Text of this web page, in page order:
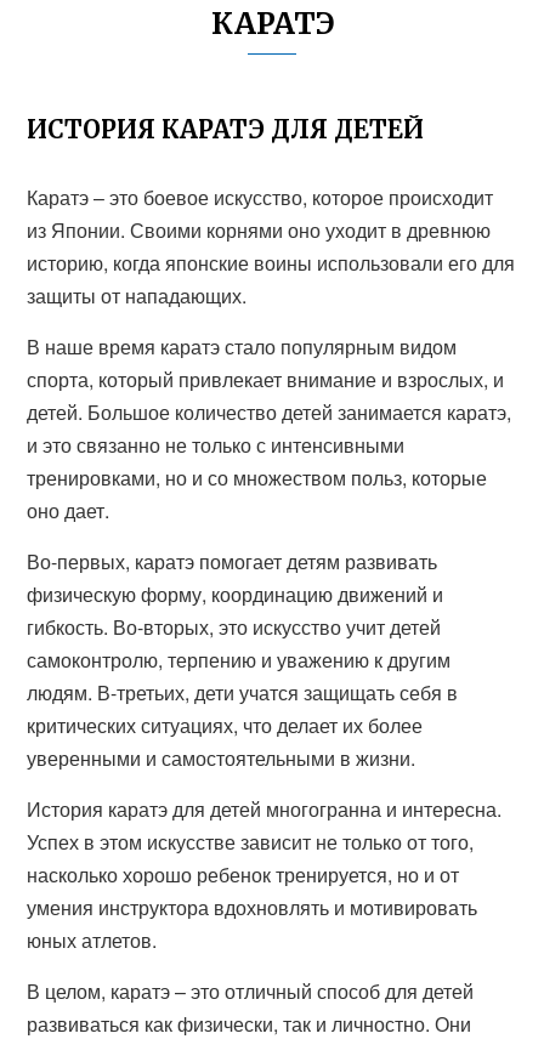
КАРАТЭ
ИСТОРИЯ КАРАТЭ ДЛЯ ДЕТЕЙ
Каратэ – это боевое искусство, которое происходит
из Японии. Своими корнями оно уходит в древнюю
историю, когда японские воины использовали его для
защиты от нападающих.
В наше время каратэ стало популярным видом
спорта, который привлекает внимание и взрослых, и
детей. Большое количество детей занимается каратэ,
и это связанно не только с интенсивными
тренировками, но и со множеством польз, которые
оно дает.
Во-первых, каратэ помогает детям развивать
физическую форму, координацию движений и
гибкость. Во-вторых, это искусство учит детей
самоконтролю, терпению и уважению к другим
людям. В-третьих, дети учатся защищать себя в
критических ситуациях, что делает их более
уверенными и самостоятельными в жизни.
История каратэ для детей многогранна и интересна.
Успех в этом искусстве зависит не только от того,
насколько хорошо ребенок тренируется, но и от
умения инструктора вдохновлять и мотивировать
юных атлетов.
В целом, каратэ – это отличный способ для детей
развиваться как физически, так и личностно. Они